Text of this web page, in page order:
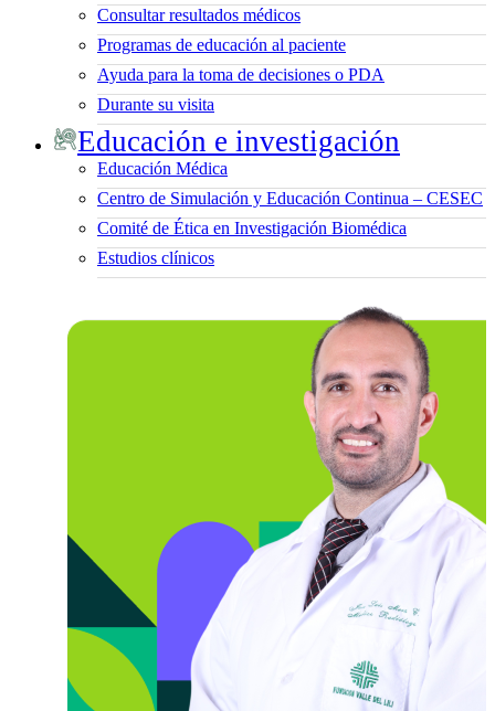
Consultar resultados médicos
Programas de educación al paciente
Ayuda para la toma de decisiones o PDA
Durante su visita
Educación e investigación
Educación Médica
Centro de Simulación y Educación Continua – CESEC
Comité de Ética en Investigación Biomédica
Estudios clínicos